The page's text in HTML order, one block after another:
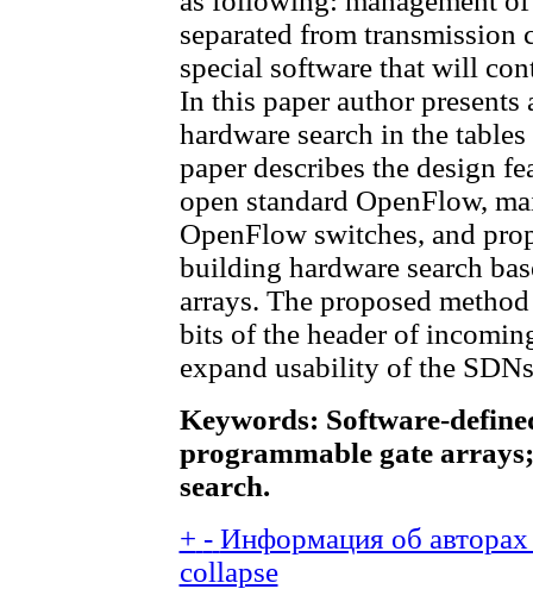
separated from
special software that will
In this paper author
hardware search in the
paper describes the design
open standard OpenFlow,
OpenFlow switches, and
building hardware search
arrays. The proposed
bits of the header of
expand usability of the
Keywords: Software-
programmable gate
search.
+ - Информация об
collapse